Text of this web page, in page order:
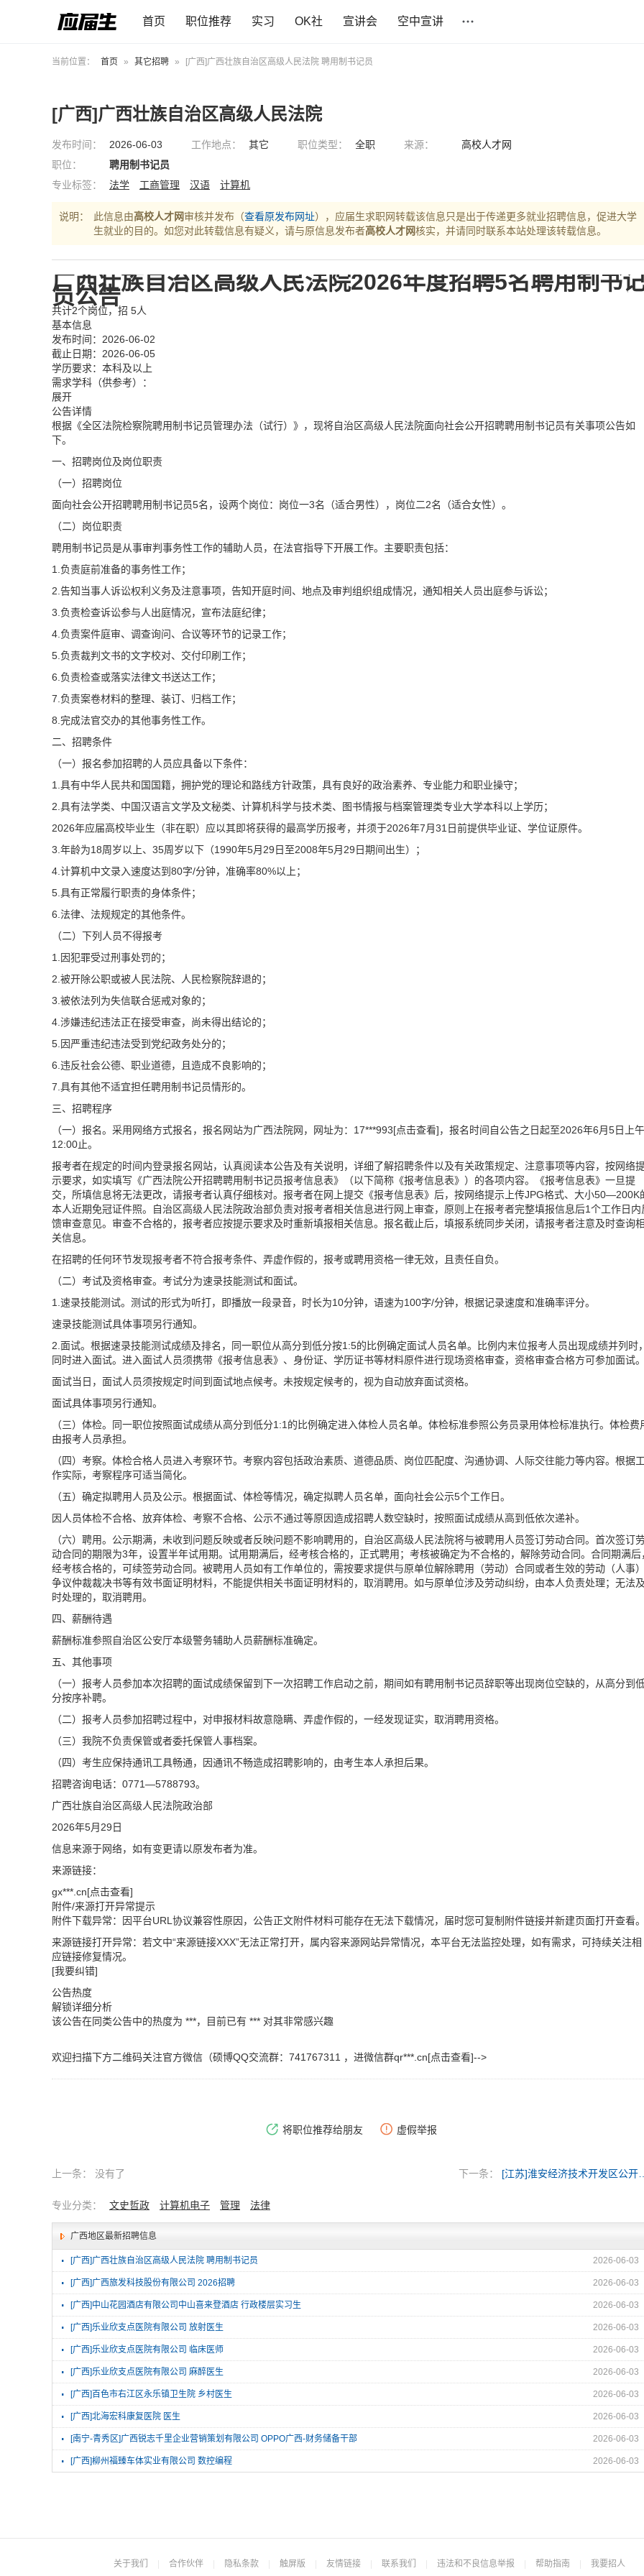
首页 职位推荐 实习 OK社 宣讲会 空中宣讲
当前位置： 首页 » 其它招聘 » [广西]广西壮族自治区高级人民法院 聘用制书记员
[广西]广西壮族自治区高级人民法院
发布时间： 2026-06-03 工作地点： 其它 职位类型： 全职 来源：
高校人才网
职位：
聘用制书记员
专业标签：
法学 工商管理 汉语 计算机
说明： 此信息由高校人才网审核并发布（查看原发布网址），应届生求职网转载该信息只是出于传递更多就业招聘信息，促进大学
生就业的目的。如您对此转载信息有疑义，请与原信息发布者高校人才网核实，并请同时联系本站处理该转载信息。
广西壮族自治区高级人民法院2026年度招聘5名聘用制书
员公告
共计2个岗位，招 5人
基本信息
发布时间：2026-06-02
截止日期：2026-06-05
学历要求：本科及以上
需求学科（供参考）：
展开
公告详情
根据《全区法院检察院聘用制书记员管理办法（试行）》，现将自治区高级人民法院面向社会公开招聘聘用制书记员有关事项公告如
下。
一、招聘岗位及岗位职责
（一）招聘岗位
面向社会公开招聘聘用制书记员5名，设两个岗位：岗位一3名（适合男性），岗位二2名（适合女性）。
（二）岗位职责
聘用制书记员是从事审判事务性工作的辅助人员，在法官指导下开展工作。主要职责包括：
1.负责庭前准备的事务性工作；
2.告知当事人诉讼权利义务及注意事项，告知开庭时间、地点及审判组织组成情况，通知相关人员出庭参与诉讼；
3.负责检查诉讼参与人出庭情况，宣布法庭纪律；
4.负责案件庭审、调查询问、合议等环节的记录工作；
5.负责裁判文书的文字校对、交付印刷工作；
6.负责检查或落实法律文书送达工作；
7.负责案卷材料的整理、装订、归档工作；
8.完成法官交办的其他事务性工作。
二、招聘条件
（一）报名参加招聘的人员应具备以下条件：
1.具有中华人民共和国国籍，拥护党的理论和路线方针政策，具有良好的政治素养、专业能力和职业操守；
2.具有法学类、中国汉语言文学及文秘类、计算机科学与技术类、图书情报与档案管理类专业大学本科以上学历；
2026年应届高校毕业生（非在职）应以其即将获得的最高学历报考，并须于2026年7月31日前提供毕业证、学位证原件。
3.年龄为18周岁以上、35周岁以下（1990年5月29日至2008年5月29日期间出生）；
4.计算机中文录入速度达到80字/分钟，准确率80%以上；
5.具有正常履行职责的身体条件；
6.法律、法规规定的其他条件。
（二）下列人员不得报考
1.因犯罪受过刑事处罚的；
2.被开除公职或被人民法院、人民检察院辞退的；
3.被依法列为失信联合惩戒对象的；
4.涉嫌违纪违法正在接受审查，尚未得出结论的；
5.因严重违纪违法受到党纪政务处分的；
6.违反社会公德、职业道德，且造成不良影响的；
7.具有其他不适宜担任聘用制书记员情形的。
三、招聘程序
（一）报名。采用网络方式报名，报名网站为广西法院网，网址为： 17***993[点击查看]，报名时间自公告之日起至2026年6月5日上午
12:00止。
报考者在规定的时间内登录报名网站，认真阅读本公告及有关说明，详细了解招聘条件以及有关政策规定、注意事项等内容，按网络
示要求，如实填写《广西法院公开招聘聘用制书记员报考信息表》（以下简称《报考信息表》）的各项内容。《报考信息表》一旦提
交，所填信息将无法更改，请报考者认真仔细核对。报考者在网上提交《报考信息表》后，按网络提示上传JPG格式、大小50—200K
本人近期免冠证件照。自治区高级人民法院政治部负责对报考者相关信息进行网上审查，原则上在报考者完整填报信息后1个工作日内
馈审查意见。审查不合格的，报考者应按提示要求及时重新填报相关信息。报名截止后，填报系统同步关闭，请报考者注意及时查询相
关信息。
在招聘的任何环节发现报考者不符合报考条件、弄虚作假的，报考或聘用资格一律无效，且责任自负。
（二）考试及资格审查。考试分为速录技能测试和面试。
1.速录技能测试。测试的形式为听打，即播放一段录音，时长为10分钟，语速为100字/分钟，根据记录速度和准确率评分。
速录技能测试具体事项另行通知。
2.面试。根据速录技能测试成绩及排名，同一职位从高分到低分按1:5的比例确定面试人员名单。比例内末位报考人员出现成绩并列时，
同时进入面试。进入面试人员须携带《报考信息表》、身份证、学历证书等材料原件进行现场资格审查，资格审查合格方可参加面试。
面试当日，面试人员须按规定时间到面试地点候考。未按规定候考的，视为自动放弃面试资格。
面试具体事项另行通知。
（三）体检。同一职位按照面试成绩从高分到低分1:1的比例确定进入体检人员名单。体检标准参照公务员录用体检标准执行。体检费
由报考人员承担。
（四）考察。体检合格人员进入考察环节。考察内容包括政治素质、道德品质、岗位匹配度、沟通协调、人际交往能力等内容。根据工
作实际，考察程序可适当简化。
（五）确定拟聘用人员及公示。根据面试、体检等情况，确定拟聘人员名单，面向社会公示5个工作日。
因人员体检不合格、放弃体检、考察不合格、公示不通过等原因造成招聘人数空缺时，按照面试成绩从高到低依次递补。
（六）聘用。公示期满，未收到问题反映或者反映问题不影响聘用的，自治区高级人民法院将与被聘用人员签订劳动合同。首次签订
动合同的期限为3年，设置半年试用期。试用期满后，经考核合格的，正式聘用；考核被确定为不合格的，解除劳动合同。合同期满后
经考核合格的，可续签劳动合同。被聘用人员如有工作单位的，需按要求提供与原单位解除聘用（劳动）合同或者生效的劳动（人事）
争议仲裁裁决书等有效书面证明材料，不能提供相关书面证明材料的，取消聘用。如与原单位涉及劳动纠纷，由本人负责处理；无法及
时处理的，取消聘用。
四、薪酬待遇
薪酬标准参照自治区公安厅本级警务辅助人员薪酬标准确定。
五、其他事项
（一）报考人员参加本次招聘的面试成绩保留到下一次招聘工作启动之前，期间如有聘用制书记员辞职等出现岗位空缺的，从高分到
分按序补聘。
（二）报考人员参加招聘过程中，对申报材料故意隐瞒、弄虚作假的，一经发现证实，取消聘用资格。
（三）我院不负责保管或者委托保管人事档案。
（四）考生应保持通讯工具畅通，因通讯不畅造成招聘影响的，由考生本人承担后果。
招聘咨询电话：0771—5788793。
广西壮族自治区高级人民法院政治部
2026年5月29日
信息来源于网络，如有变更请以原发布者为准。
来源链接：
gx***.cn[点击查看]
附件/来源打开异常提示
附件下载异常：因平台URL协议兼容性原因，公告正文附件材料可能存在无法下载情况，届时您可复制附件链接并新建页面打开查看。
来源链接打开异常：若文中“来源链接XXX”无法正常打开，属内容来源网站异常情况，本平台无法监控处理，如有需求，可持续关注相
应链接修复情况。
[我要纠错]
公告热度
解锁详细分析
该公告在同类公告中的热度为 ***，目前已有 *** 对其非常感兴趣
欢迎扫描下方二维码关注官方微信（硕博QQ交流群：741767311 ，进微信群qr***.cn[点击查看]-->
将职位推荐给朋友 虚假举报
上一条： 没有了 下一条： [江苏]淮安经济技术开发区
专业分类： 文史哲政 计算机电子 管理 法律
广西地区最新招聘信息
2026-06-03
· [广西]广西壮族自治区高级人民法院 聘用制书记员
2026-06-03
· [广西]广西旅发科技股份有限公司 2026招聘
2026-06-03
· [广西]中山花园酒店有限公司中山喜来登酒店 行政楼层实习生
2026-06-03
· [广西]乐业欣支点医院有限公司 放射医生
2026-06-03
· [广西]乐业欣支点医院有限公司 临床医师
2026-06-03
· [广西]乐业欣支点医院有限公司 麻醉医生
2026-06-03
· [广西]百色市右江区永乐镇卫生院 乡村医生
2026-06-03
· [广西]北海宏科康复医院 医生
2026-06-03
· [南宁-青秀区]广西锐志千里企业营销策划有限公司 OPPO广西-财务储备干部
2026-06-03
· [广西]柳州福臻车体实业有限公司 数控编程
关于我们 合作伙伴 隐私条款 触屏版 友情链接 联系我们 违法和不良信息举报 帮助指南 我要招人